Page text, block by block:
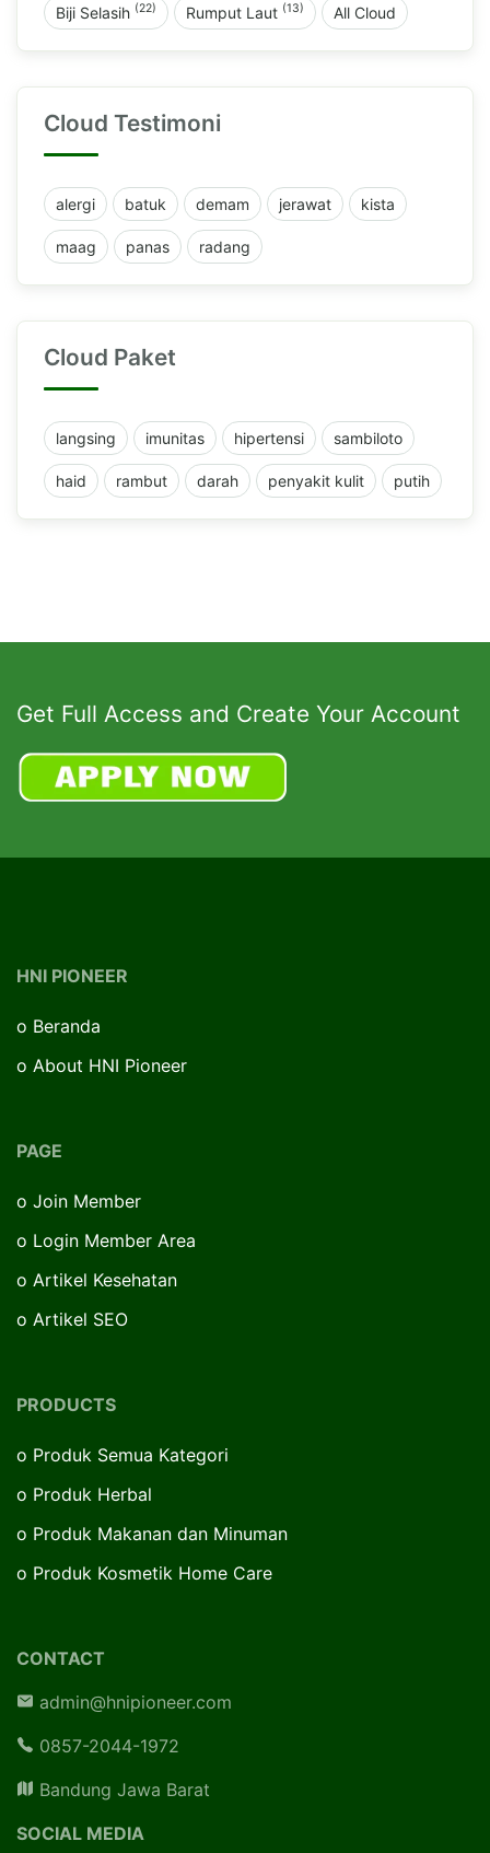
Biji Selasih (22) Rumput Laut (13) All Cloud
Cloud Testimoni
alergi batuk demam jerawat kista
maag panas radang
Cloud Paket
langsing imunitas hipertensi sambiloto
haid rambut darah penyakit kulit putih
Get Full Access and Create Your Account
HNI PIONEER
o Beranda
o About HNI Pioneer
PAGE
o Join Member
o Login Member Area
o Artikel Kesehatan
o Artikel SEO
PRODUCTS
o Produk Semua Kategori
o Produk Herbal
o Produk Makanan dan Minuman
o Produk Kosmetik Home Care
CONTACT
admin@hnipioneer.com
0857-2044-1972
Bandung Jawa Barat
SOCIAL MEDIA